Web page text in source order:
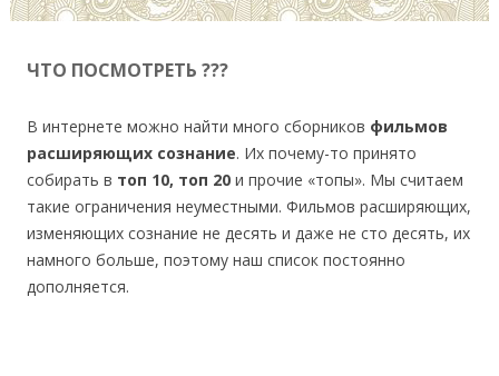
ЧТО ПОСМОТРЕТЬ ???
В интернете можно найти много сборников фильмов
расширяющих сознание. Их почему-то принято
собирать в топ 10, топ 20 и прочие «топы». Мы считаем
такие ограничения неуместными. Фильмов расширяющих,
изменяющих сознание не десять и даже не сто десять, их
намного больше, поэтому наш список постоянно
дополняется.